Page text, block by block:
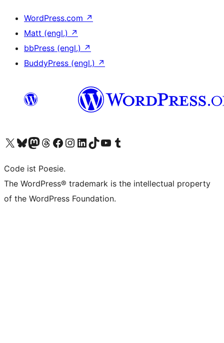
WordPress.com ↗
Matt (engl.) ↗
bbPress (engl.) ↗
BuddyPress (engl.) ↗
Das X-Konto (früher Twitter) von WordPress.org besuchen
Das Bluesky-Konto von WordPress.org besuchen
Das Mastodon-Konto von WordPress.org besuchen
Das Threads-Konto von WordPress.org besuchen
Die Facebook-Seite von WordPress.org besuchen
Das Instagram-Konto von WordPress.org besuchen
Das LinkedIn-Konto von WordPress.org besuchen
Das TikTok-Konto von WordPress.org besuchen
Den YouTube-Kanal von WordPress.org besuchen
Das Tumblr-Konto von WordPress.org besuchen
Code ist Poesie.
The WordPress® trademark is the intellectual property
of the WordPress Foundation.